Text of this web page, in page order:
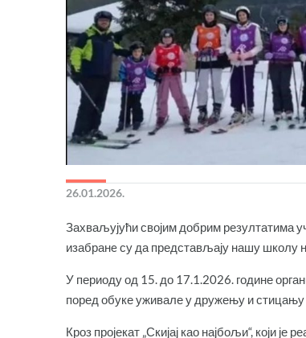
26.01.2026.
Захваљујући својим добрим резултатима
изабранe су да представљају нашу школу
У периоду од 15. до 17.1.2026. године
поред обуке уживале у дружењу и стицању
Кроз пројекат „Скијај као најбољи“, који